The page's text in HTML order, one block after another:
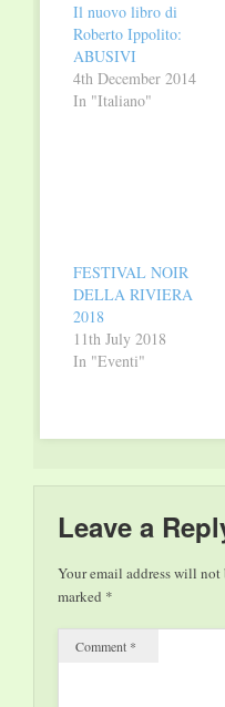
Il nuovo libro di
Roberto Ippolito:
ABUSIVI
4th December 2014
In "Italiano"
FESTIVAL NOIR
DELLA RIVIERA
2018
11th July 2018
In "Eventi"
Leave a
Your email address will
marked *
Comment *